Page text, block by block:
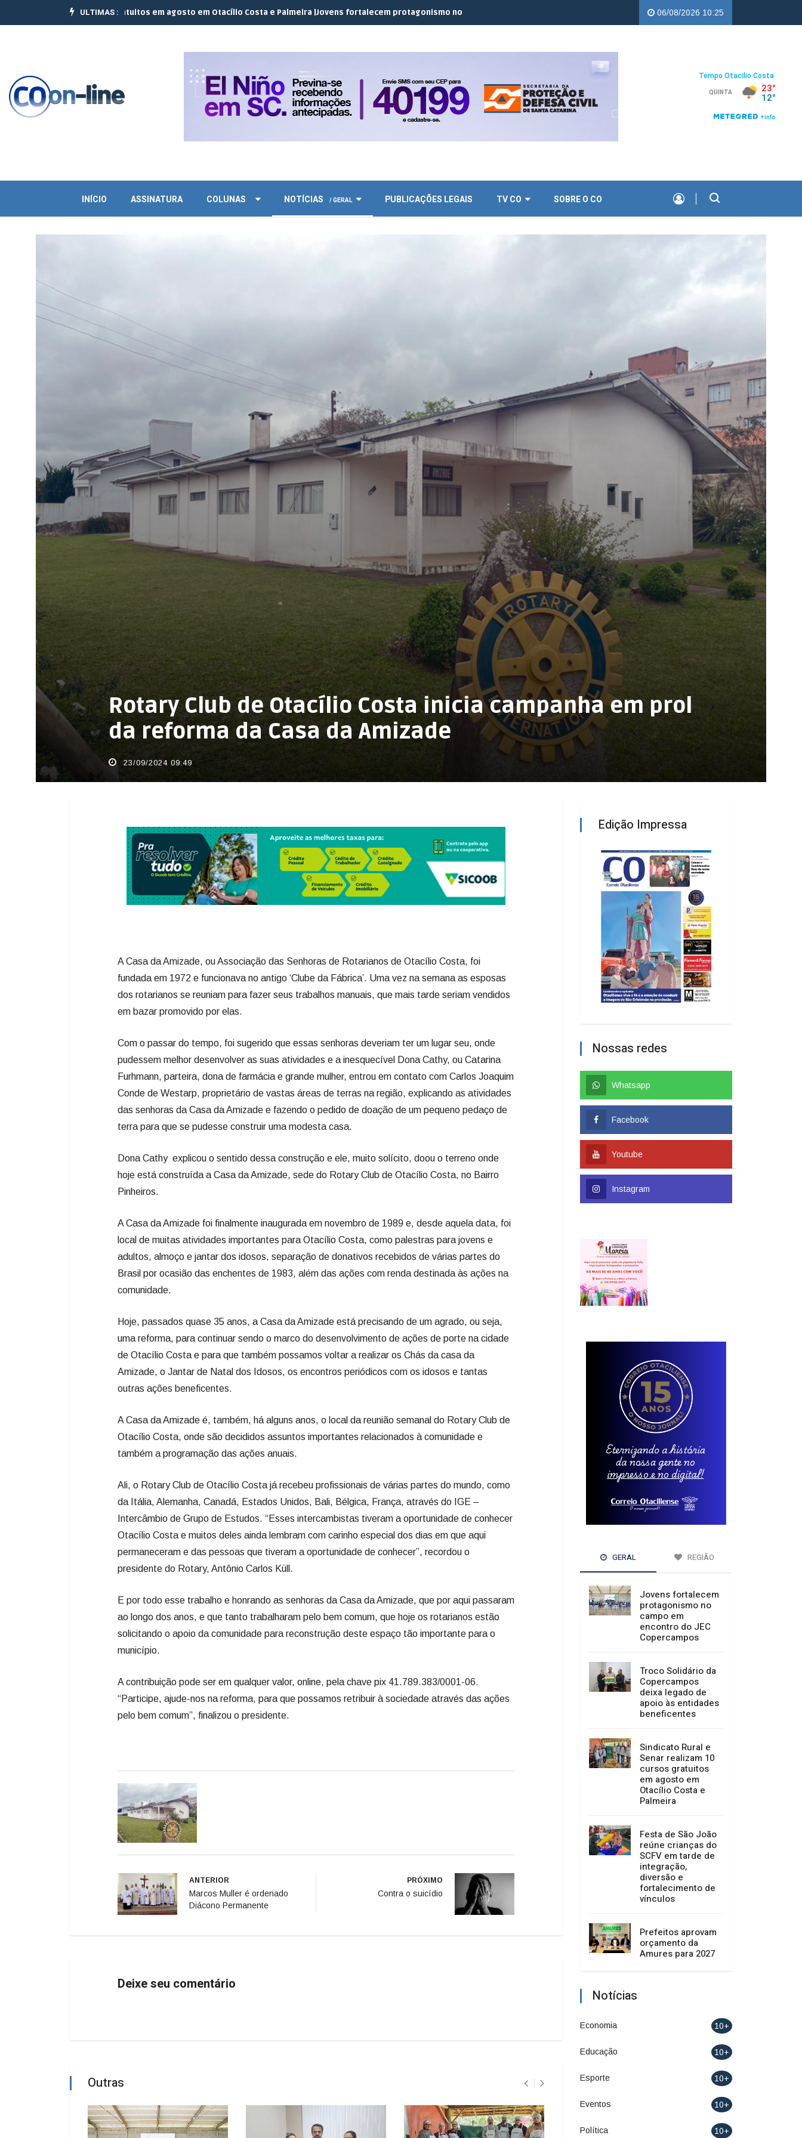
ULTIMAS :
10 cursos gratuitos em agosto em Otacílio Costa e Palmeira |Jovens fortalecem protagonismo no campo em encontro do JEC Copercampos | Troco Solidário da Copercampos deixa legado de
06/08/2026 10:25
INÍCIO ASSINATURA COLUNAS NOTÍCIAS / GERAL PUBLICAÇÕES LEGAIS TV CO SOBRE O CO
Rotary Club de Otacílio Costa inicia campanha em prol
da reforma da Casa da Amizade
23/09/2024 09:49
A Casa da Amizade, ou Associação das Senhoras de Rotarianos de Otacílio Costa, foi
fundada em 1972 e funcionava no antigo ‘Clube da Fábrica’. Uma vez na semana as esposas
dos rotarianos se reuniam para fazer seus trabalhos manuais, que mais tarde seriam vendidos
em bazar promovido por elas.
Com o passar do tempo, foi sugerido que essas senhoras deveriam ter um lugar seu, onde
pudessem melhor desenvolver as suas atividades e a inesquecível Dona Cathy, ou Catarina
Furhmann, parteira, dona de farmácia e grande mulher, entrou em contato com Carlos Joaquim
Conde de Westarp, proprietário de vastas áreas de terras na região, explicando as atividades
das senhoras da Casa da Amizade e fazendo o pedido de doação de um pequeno pedaço de
terra para que se pudesse construir uma modesta casa.
Dona Cathy explicou o sentido dessa construção e ele, muito solícito, doou o terreno onde
hoje está construída a Casa da Amizade, sede do Rotary Club de Otacílio Costa, no Bairro
Pinheiros.
A Casa da Amizade foi finalmente inaugurada em novembro de 1989 e, desde aquela data, foi
local de muitas atividades importantes para Otacílio Costa, como palestras para jovens e
adultos, almoço e jantar dos idosos, separação de donativos recebidos de várias partes do
Brasil por ocasião das enchentes de 1983, além das ações com renda destinada às ações na
comunidade.
Hoje, passados quase 35 anos, a Casa da Amizade está precisando de um agrado, ou seja,
uma reforma, para continuar sendo o marco do desenvolvimento de ações de porte na cidade
de Otacílio Costa e para que também possamos voltar a realizar os Chás da casa da
Amizade, o Jantar de Natal dos Idosos, os encontros periódicos com os idosos e tantas
outras ações beneficentes.
A Casa da Amizade é, também, há alguns anos, o local da reunião semanal do Rotary Club de
Otacílio Costa, onde são decididos assuntos importantes relacionados à comunidade e
também a programação das ações anuais.
Ali, o Rotary Club de Otacílio Costa já recebeu profissionais de várias partes do mundo, como
da Itália, Alemanha, Canadá, Estados Unidos, Bali, Bélgica, França, através do IGE –
Intercâmbio de Grupo de Estudos. “Esses intercambistas tiveram a oportunidade de conhecer
Otacílio Costa e muitos deles ainda lembram com carinho especial dos dias em que aqui
permaneceram e das pessoas que tiveram a oportunidade de conhecer”, recordou o
presidente do Rotary, Antônio Carlos Küll.
E por todo esse trabalho e honrando as senhoras da Casa da Amizade, que por aqui passaram
ao longo dos anos, e que tanto trabalharam pelo bem comum, que hoje os rotarianos estão
solicitando o apoio da comunidade para reconstrução deste espaço tão importante para o
município.
A contribuição pode ser em qualquer valor, online, pela chave pix 41.789.383/0001-06.
“Participe, ajude-nos na reforma, para que possamos retribuir à sociedade através das ações
pelo bem comum”, finalizou o presidente.
ANTERIOR
Marcos Muller é ordenado
Diácono Permanente
PRÓXIMO
Contra o suicídio
Deixe seu comentário
Outras
Edição Impressa
Nossas redes
Whatsapp
Facebook
Youtube
Instagram
GERAL REGIÃO
Jovens fortalecem
protagonismo no
campo em
encontro do JEC
Copercampos
Troco Solidário da
Copercampos
deixa legado de
apoio às entidades
beneficentes
Sindicato Rural e
Senar realizam 10
cursos gratuitos
em agosto em
Otacílio Costa e
Palmeira
Festa de São João
reúne crianças do
SCFV em tarde de
integração,
diversão e
fortalecimento de
vínculos
Prefeitos aprovam
orçamento da
Amures para 2027
Notícias
Economia 10+
Educação 10+
Esporte 10+
Eventos 10+
Política 10+